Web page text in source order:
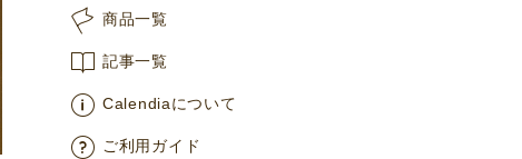
商品一覧
記事一覧
Calendiaについて
ご利用ガイド